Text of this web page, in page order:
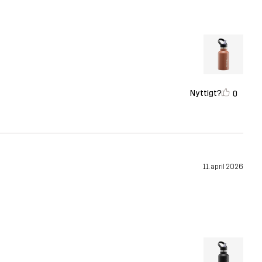
Nyttigt? 0
11. april 2026